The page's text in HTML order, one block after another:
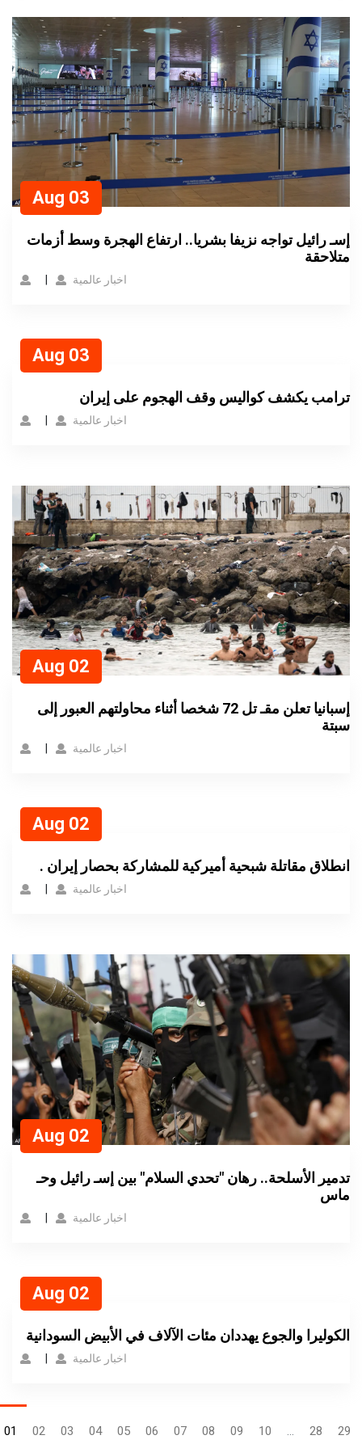
Aug 03
إسـ رائيل تواجه نزيفا بشريا.. ارتفاع الهجرة وسط أزمات
متلاحقة
اخبار عالمية
Aug 03
ترامب يكشف كواليس وقف الهجوم على إيران
اخبار عالمية
Aug 02
إسبانيا تعلن مقـ تل 72 شخصا أثناء محاولتهم العبور إلى
سبتة
اخبار عالمية
Aug 02
. انطلاق مقاتلة شبحية أميركية للمشاركة بحصار إيران
اخبار عالمية
Aug 02
تدمير الأسلحة.. رهان "تحدي السلام" بين إسـ رائيل وحـ
ماس
اخبار عالمية
Aug 02
الكوليرا والجوع يهددان مئات الآلاف في الأبيض السودانية
اخبار عالمية
01 02 03 04 05 06 07 08 09 10 28 29